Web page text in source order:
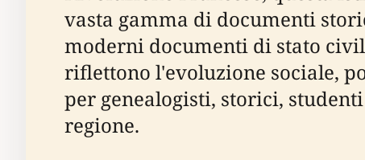
vasta gamma di documenti
moderni documenti di stato
riflettono l'evoluzione sociale,
per genealogisti, storici,
regione.